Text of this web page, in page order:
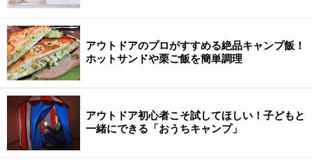
量的にも制限があります。必要なものを水増ししたり、
ないよりはあったほうがいい、とあれこれ準備してしま
うと、いくらでも増やすことができ、すごいことになっ
てしまいます。どうしても必要なものがあったら、その
ときに作ればいいのです。作れない物は必要ない物、そ
れを必要としない生活をするだけのこと。備えすぎない
ことが大切です。
アウトドアのプロがすすめる絶品キャンプ飯！
ホットサンドや栗ご飯を簡単調理
アウトドア初心者こそ試してほしい！子どもと
一緒にできる「おうちキャンプ」